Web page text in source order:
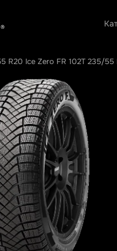
R20 Ice Zero FR 102T 235/55